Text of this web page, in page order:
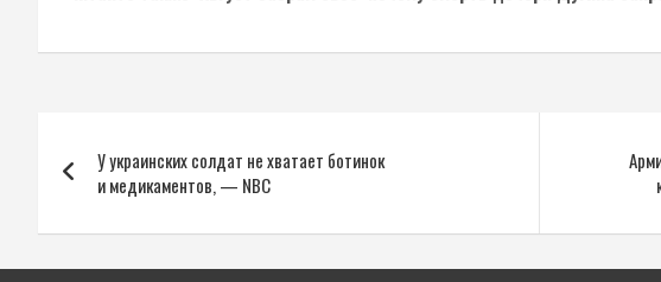
по
записям
У украинских солдат не хватает ботинок
и медикаментов, — NBC